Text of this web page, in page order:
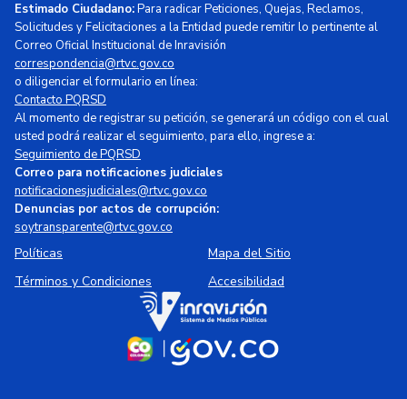
Estimado Ciudadano:Para radicar Peticiones, Quejas, Reclamos,
Solicitudes y Felicitaciones a la Entidad puede remitir lo pertinente al
Correo Oficial Institucional de Inravisión
correspondencia@rtvc.gov.co
o diligenciar el formulario en línea:
Contacto PQRSD
Al momento de registrar su petición, se generará un código con el cual
usted podrá realizar el seguimiento, para ello, ingrese a:
Seguimiento de PQRSD
Correo para notificaciones judiciales
notificacionesjudiciales@rtvc.gov.co
Denuncias por actos de corrupción:
soytransparente@rtvc.gov.co
Políticas
Mapa del Sitio
Términos y Condiciones
Accesibilidad